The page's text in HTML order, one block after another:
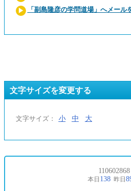
「副島隆彦の学問道場」へメール
文字サイズを変更する
文字サイズ： 小 中 大